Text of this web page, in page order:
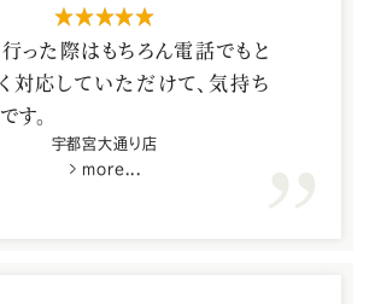
った際はもちろん電話でもと
対応していただけて、気持ち
す。
宇都宮大通り店
more...